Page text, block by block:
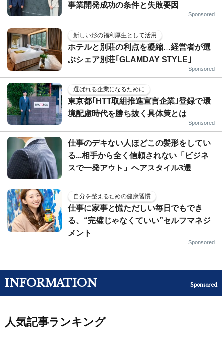
事業開発成功の条件と失敗要因
Sponsored
新しい形の福利厚生として活用
ホテルと別荘の利点を凝縮…経営者が選
ぶシェア別荘｢GLAMDAY STYLE｣
Sponsored
選ばれる企業になるために
東京都｢HTT取組推進宣言企業｣登録で環
境配慮時代を勝ち抜く具体策とは
Sponsored
仕事のデキない人ほどこの髪形をしてい
る...相手から全く信頼されない「ビジネ
スで一発アウト」ヘアスタイル3選
自分を整えるための健康習慣
仕事に家事と慌ただしい毎日でもでき
る、“完璧じゃなくていい”セルフマネジ
メント
Sponsored
INFORMATION Sponsored
人気記事ランキング